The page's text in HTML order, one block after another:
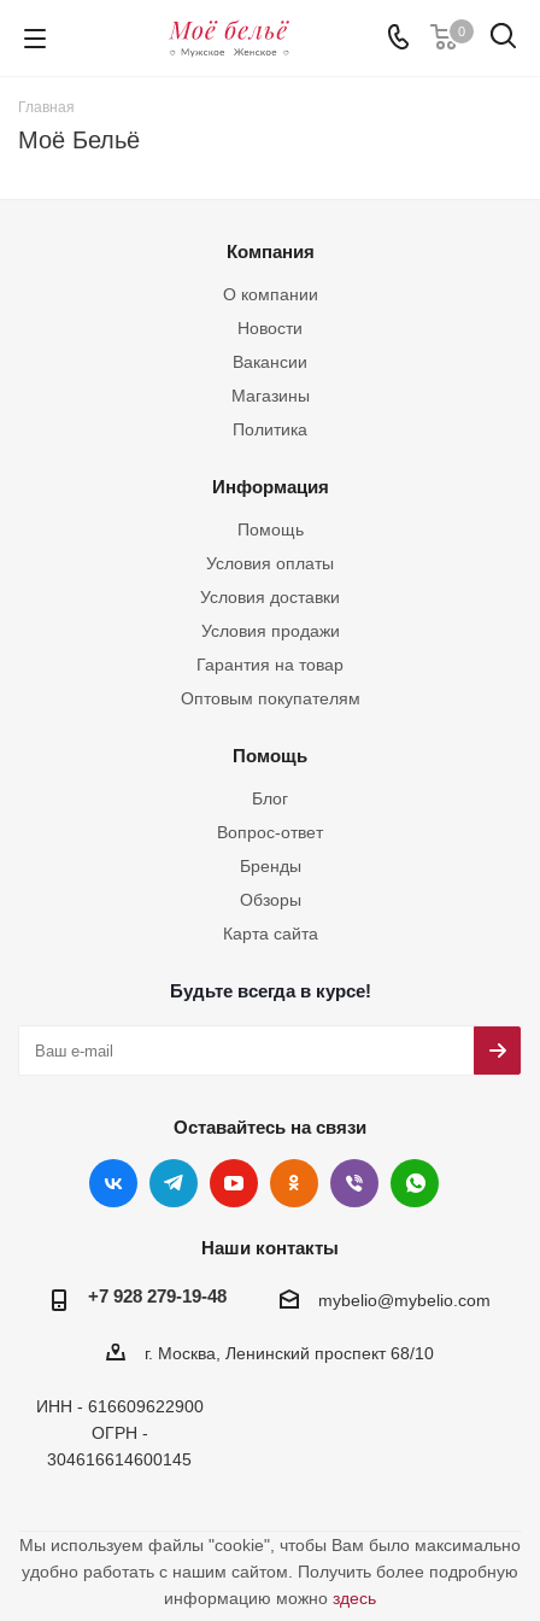
0
Главная
Моё Бельё
Компания
О компании
Новости
Вакансии
Магазины
Политика
Информация
Помощь
Условия оплаты
Условия доставки
Условия продажи
Гарантия на товар
Оптовым покупателям
Помощь
Блог
Вопрос-ответ
Бренды
Обзоры
Карта сайта
Будьте всегда в курсе!
Оставайтесь на связи
Наши контакты
+7 928 279-19-48 mybelio@mybelio.com
г. Москва, Ленинский проспект 68/10
ИНН - 616609622900
ОГРН -
304616614600145
Мы используем файлы "cookie", чтобы Вам было максимально
удобно работать с нашим сайтом. Получить более подробную
информацию можно здесь